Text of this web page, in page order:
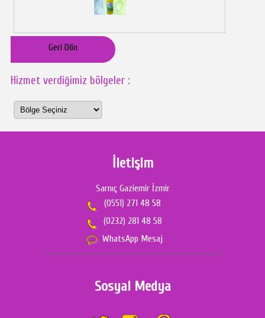
Geri Dön
Hizmet verdiğimiz bölgeler :
İletişim
Sarnıç Gaziemir İzmir
(0551) 271 48 58
(0232) 281 48 58
WhatsApp Mesaj
Sosyal Medya